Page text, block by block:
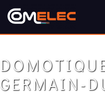
Panneau de gestion des
GERMAIN-